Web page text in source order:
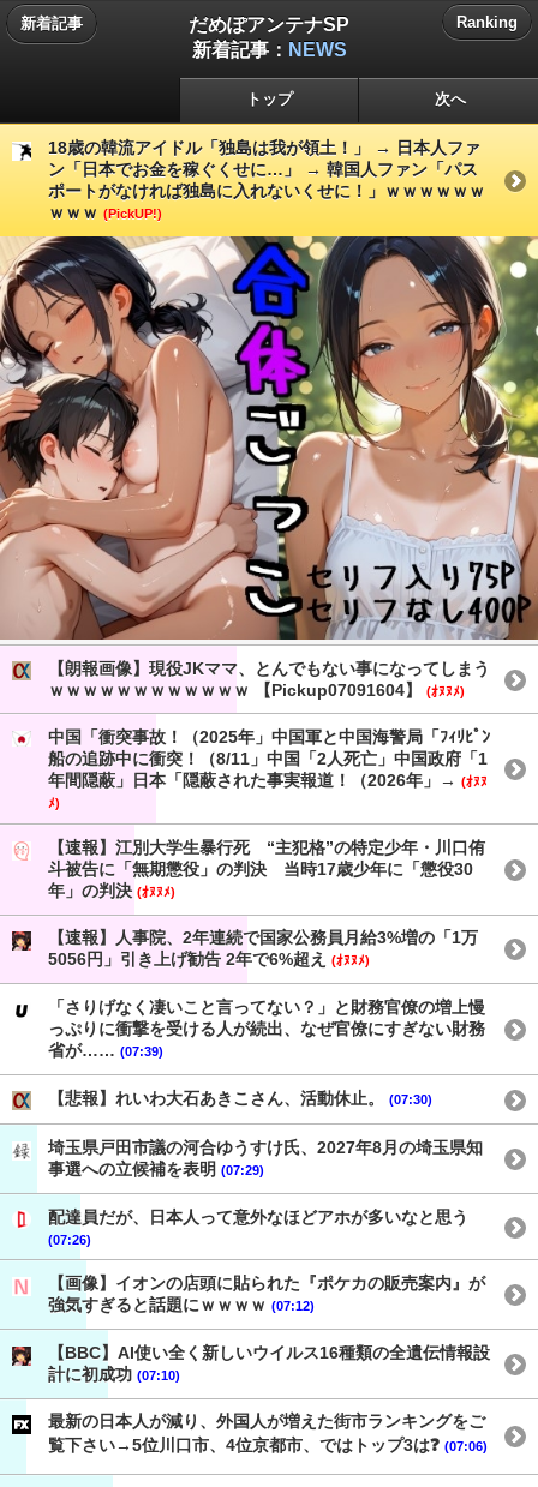
新着記事
だめぽアンテナSP
新着記事： NEWS
Ranking
トップ 次へ
18歳の韓流アイドル「独島は我が領土！」 → 日本人ファ
ン「日本でお金を稼ぐくせに…」 → 韓国人ファン「パス
ポートがなければ独島に入れないくせに！」ｗｗｗｗｗｗ
ｗｗｗ (PickUP!)
【朗報画像】現役JKママ、とんでもない事になってしまう
ｗｗｗｗｗｗｗｗｗｗｗｗ 【Pickup07091604】
(ｵﾇﾇﾒ)
中国「衝突事故！（2025年」中国軍と中国海警局「ﾌｨﾘﾋﾟﾝ
船の追跡中に衝突！（8/11」中国「2人死亡」中国政府「1
年間隠蔽」日本「隠蔽された事実報道！（2026年」→ (ｵﾇﾇ
ﾒ)
【速報】江別大学生暴行死 “主犯格”の特定少年・川口侑
斗被告に「無期懲役」の判決 当時17歳少年に「懲役30
年」の判決 (ｵﾇﾇﾒ)
【速報】人事院、2年連続で国家公務員月給3%増の「1万
5056円」引き上げ勧告 2年で6%超え
(ｵﾇﾇﾒ)
「さりげなく凄いこと言ってない？」と財務官僚の増上慢
っぷりに衝撃を受ける人が続出、なぜ官僚にすぎない財務
省が…… (07:39)
【悲報】れいわ大石あきこさん、活動休止。 (07:30)
埼玉県戸田市議の河合ゆうすけ氏、2027年8月の埼玉県知
事選への立候補を表明 (07:29)
配達員だが、日本人って意外なほどアホが多いなと思う
(07:26)
【画像】イオンの店頭に貼られた『ポケカの販売案内』が
強気すぎると話題にｗｗｗｗ (07:12)
【BBC】AI使い全く新しいウイルス16種類の全遺伝情報設
計に初成功 (07:10)
最新の日本人が減り、外国人が増えた街市ランキングをご
覧下さい→5位川口市、4位京都市、ではトップ3は❓ (07:06)